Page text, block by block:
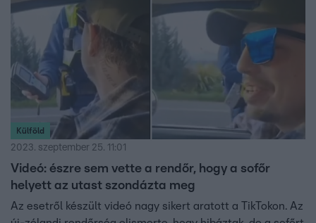
Külföld
2023. szeptember 25. 11:01
Videó: észre sem vette a rendőr, hogy a sofőr
helyett az utast szondázta meg
Az esetről készült videó nagy sikert aratott a TikTokon. Az